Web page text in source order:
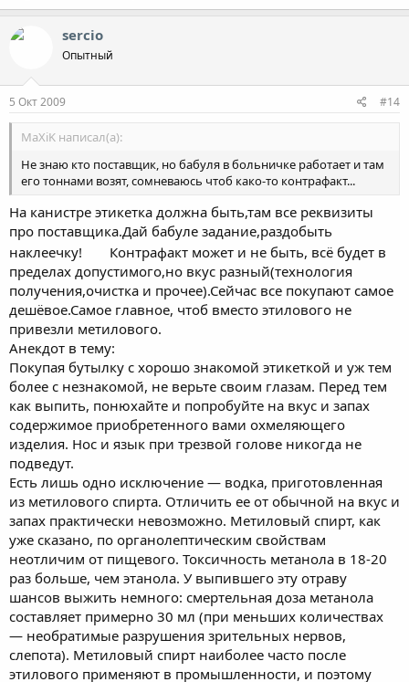
sercio
Опытный
5 Окт 2009 #14
MaXiK написал(а):
Не знаю кто поставщик, но бабуля в больничке работает и там
его тоннами возят, сомневаюсь чтоб како-то контрафакт...
На канистре этикетка должна быть,там все реквизиты
про поставщика.Дай бабуле задание,раздобыть
наклеечку!
Контрафакт может и не быть, всё будет в
пределах допустимого,но вкус разный(технология
получения,очистка и прочее).Сейчас все покупают самое
дешёвое.Самое главное, чтоб вместо этилового не
привезли метилового.
Анекдот в тему:
Покупая бутылку с хорошо знакомой этикеткой и уж тем
более с незнакомой, не ве­рьте своим глазам. Перед тем
как выпить, понюхайте и попробуй­те на вкус и запах
содержимое приобретенного вами охмеляющего
изделия. Нос и язык при трезвой голове никогда не
подведут.
Есть лишь одно исключение — водка, приготовленная
из ме­тилового спирта. Отличить ее от обычной на вкус и
запах практи­чески невозможно. Метиловый спирт, как
уже сказано, по органолептическим свойствам
неотличим от пищевого. Токсичность метанола в 18-20
раз больше, чем этанола. У выпившего эту отраву
шансов выжить немного: смертельная доза метанола
составляет примерно 30 мл (при меньших количествах
— необратимые раз­рушения зрительных нервов,
слепота). Метиловый спирт наибо­лее часто после
этилового применяют в промышленности, и поэ­тому